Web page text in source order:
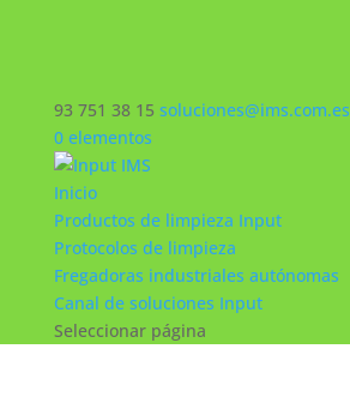
93 751 38 15 soluciones@ims.com.es
0 elementos
Inicio
Productos de limpieza Input
Protocolos de limpieza
Fregadoras industriales autónomas
Canal de soluciones Input
Seleccionar página